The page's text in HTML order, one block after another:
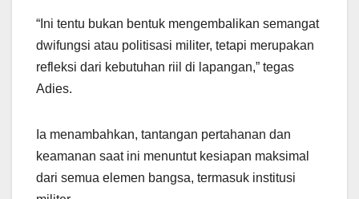
“Ini tentu bukan bentuk mengembalikan semangat
dwifungsi atau politisasi militer, tetapi merupakan
refleksi dari kebutuhan riil di lapangan,” tegas
Adies.
Ia menambahkan, tantangan pertahanan dan
keamanan saat ini menuntut kesiapan maksimal
dari semua elemen bangsa, termasuk institusi